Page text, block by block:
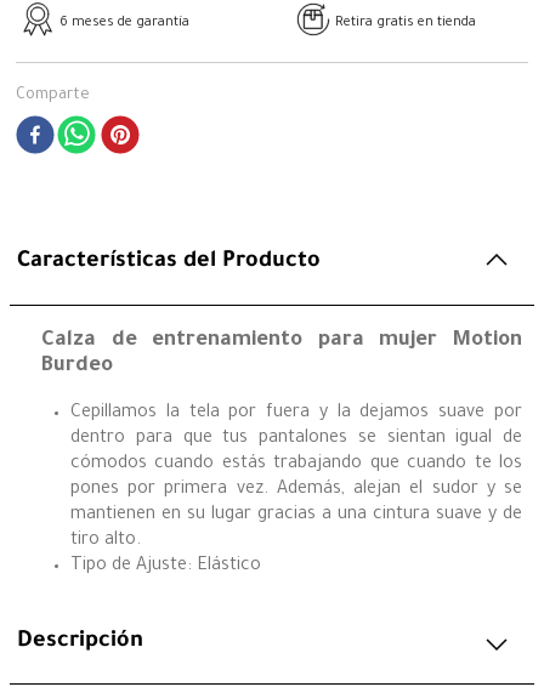
6 meses de garantía Retira gratis en tienda
Comparte
Características del Producto
Calza de entrenamiento para mujer Motion
Burdeo
Cepillamos la tela por fuera y la dejamos suave por
dentro para que tus pantalones se sientan igual de
cómodos cuando estás trabajando que cuando te los
pones por primera vez. Además, alejan el sudor y se
mantienen en su lugar gracias a una cintura suave y de
tiro alto.
Tipo de Ajuste: Elástico
Descripción